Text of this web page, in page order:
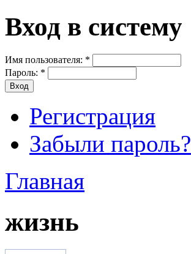
Вход в систему
Имя пользователя: *
Пароль: *
Регистрация
Забыли пароль?
Главная
жизнь